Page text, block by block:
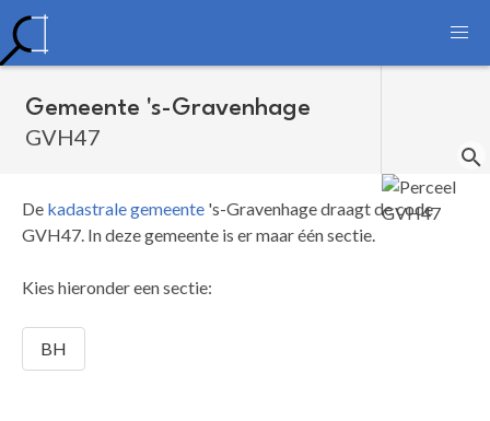
Gemeente 's-Gravenhage
GVH47
De kadastrale gemeente 's-Gravenhage draagt de code
GVH47. In deze gemeente is er maar één sectie.
Kies hieronder een sectie:
BH